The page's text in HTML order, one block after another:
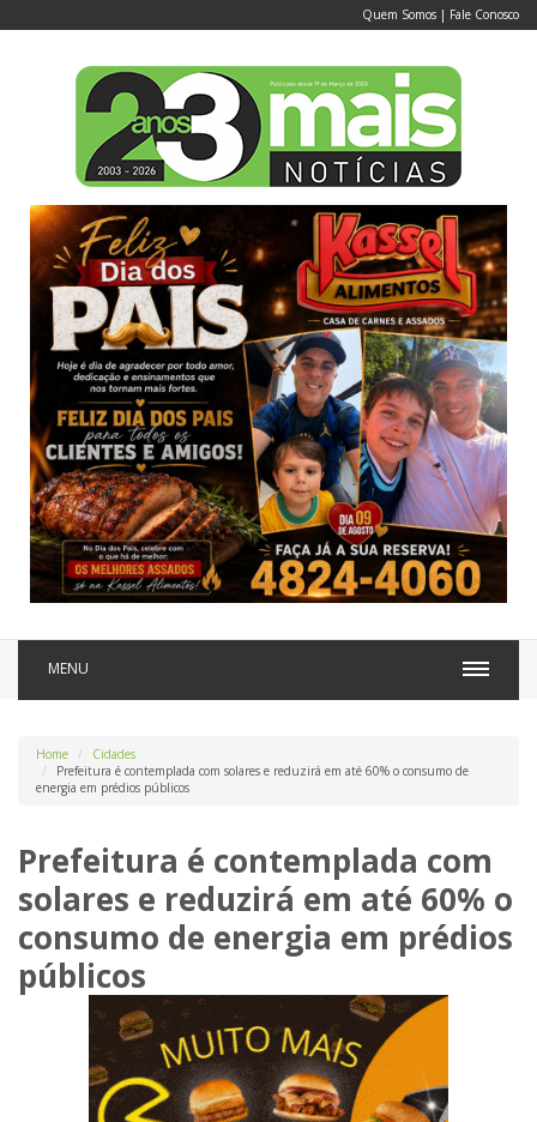
Quem Somos | Fale Conosco
MENU
Home
Cidades
Prefeitura é contemplada com solares e reduzirá em até 60% o consumo de
energia em prédios públicos
Prefeitura é contemplada com
solares e reduzirá em até 60% o
consumo de energia em prédios
públicos